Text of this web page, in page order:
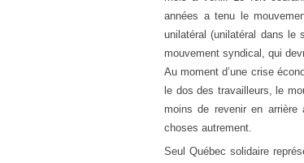
années a tenu le
unilatéral (unilatéral dans le
mouvement syndical, qui
Au moment d’une crise
le dos des travailleurs, le
moins de revenir en
choses autrement.
Seul Québec solidaire